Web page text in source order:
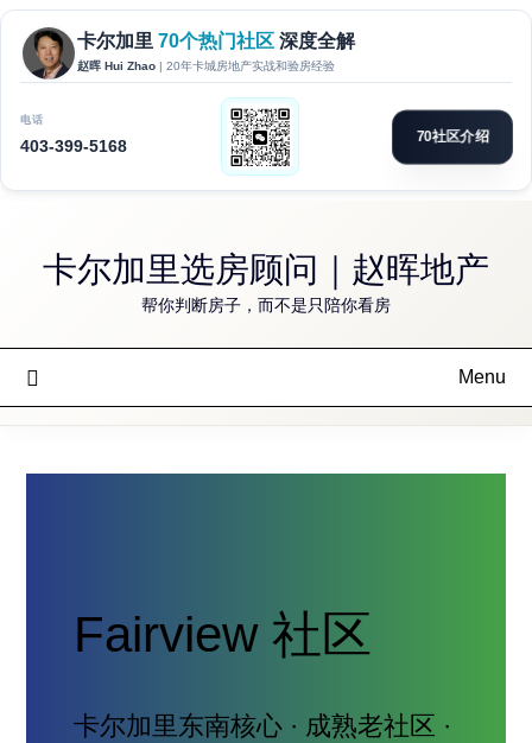
content卡尔加里选房顾问｜赵晖地产
帮你判断房子，而不是只陪你看房
Menu
Fairview 社区
卡尔加里东南核心 · 成熟老社区 ·